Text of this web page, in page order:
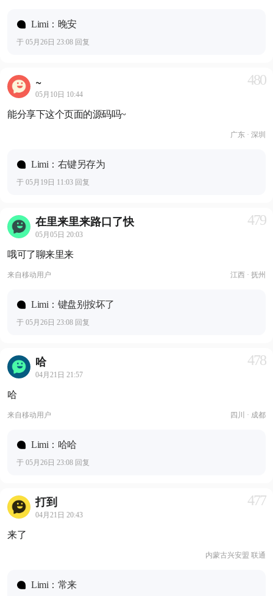
Limi：晚安
于 05月26日 23:08 回复
~
05月10日 10:44
480
能分享下这个页面的源码吗~
广东 · 深圳
Limi：右键另存为
于 05月19日 11:03 回复
在里来里来路口了快
05月05日 20:03
479
哦可了聊来里来
来自移动用户 江西 · 抚州
Limi：键盘别按坏了
于 05月26日 23:08 回复
哈
04月21日 21:57
478
哈
来自移动用户 四川 · 成都
Limi：哈哈
于 05月26日 23:08 回复
打到
04月21日 20:43
477
来了
内蒙古兴安盟 联通
Limi：常来